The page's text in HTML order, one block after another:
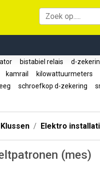
bistabiel relais d-
kamrail kilowattuurmeters
schroefkop d-zekering
Elektro
(mes)